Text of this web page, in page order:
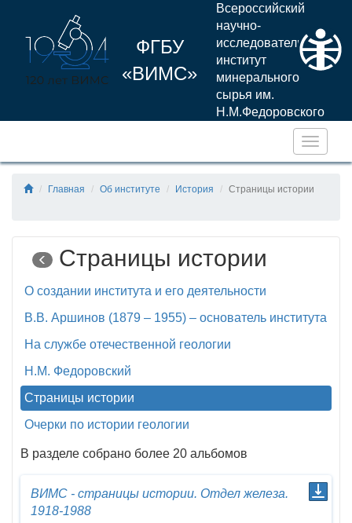
ФГБУ
«ВИМС»
Всероссийский
научно-
исследовательский
институт
минерального
сырья им.
Н.М.Федоровского
Главная Об институте История Страницы истории
Страницы истории
О создании института и его деятельности
В.В. Аршинов (1879 – 1955) – основатель института
На службе отечественной геологии
Н.М. Федоровский
Страницы истории
Очерки по истории геологии
В разделе собрано более 20 альбомов
ВИМС - страницы истории. Отдел железа.
1918-1988